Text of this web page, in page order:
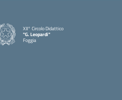
XII° Circolo Didattico
"G. Leopardi"
Foggia
— Visita la pagina iniziale della scuola